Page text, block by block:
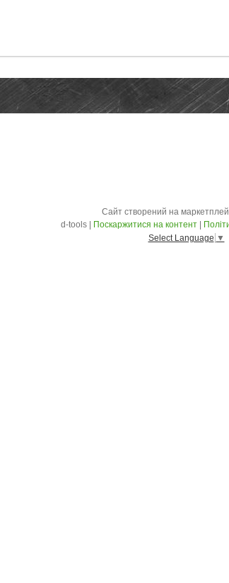
Сайт створений на
Поскаржитися на контент
Select Language ▼